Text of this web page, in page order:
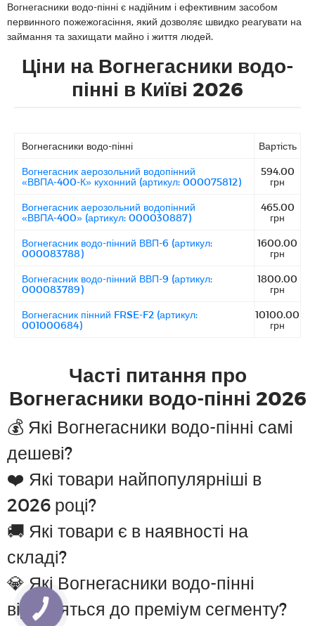
Вогнегасники водо-пінні є надійним і ефективним засобом
первинного пожежогасіння, який дозволяє швидко реагувати на
займання та захищати майно і життя людей.
Ціни на Вогнегасники водо-
пінні в Київі 2026
Вогнегасники водо-пінні Вартість
Вогнегасник аерозольний водопінний
«ВВПА-400-К» кухонний (артикул: 000075812)
594.00
грн
Вогнегасник аерозольний водопінний
«ВВПА-400» (артикул: 000030887)
465.00
грн
Вогнегасник водо-пінний ВВП-6 (артикул:
000083788)
1600.00
грн
Вогнегасник водо-пінний ВВП-9 (артикул:
000083789)
1800.00
грн
Вогнегасник пінний FRSE-F2 (артикул:
001000684)
10100.00
грн
Часті питання про
Вогнегасники водо-пінні 2026
💰 Які Вогнегасники водо-пінні самі
дешеві?
❤️ Які товари найпопулярніші в
2026 році?
🚚 Які товари є в наявності на
складі?
💎 Які Вогнегасники водо-пінні
відносяться до преміум сегменту?